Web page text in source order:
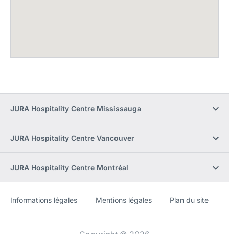
JURA Hospitality Centre Mississauga
JURA Hospitality Centre Vancouver
JURA Hospitality Centre Montréal
Site
[Website
Informations légales Mentions légales Plan du site